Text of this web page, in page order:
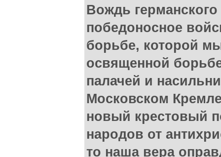
Вождь
победоносное
борьбе, которой
освященной
палачей и
Московском
новый крестовый
народов от
то наша вера